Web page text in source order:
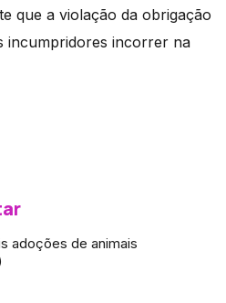
que a violação da obrigação
incumpridores incorrer na
adoções de animais